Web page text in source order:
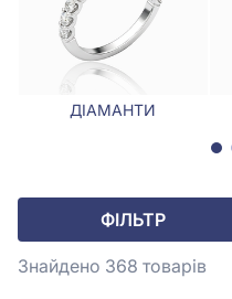
ДІАМАНТИ
ФІЛЬТР
Знайдено 368 товарів